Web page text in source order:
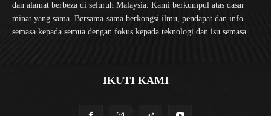
dan alamat berbeza di seluruh Malaysia. Kami berkumpul atas dasar
minat yang sama. Bersama-sama berkongsi ilmu, pendapat dan info
semasa kepada semua dengan fokus kepada teknologi dan isu semasa.
IKUTI KAMI